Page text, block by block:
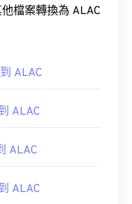
相關。
轉換為 ALAC
ALAC
ALAC
ALAC
ALAC